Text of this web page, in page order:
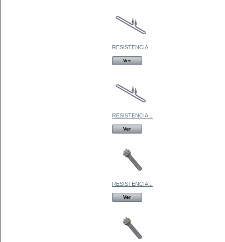
RESISTENCIA...
Ver
RESISTENCIA...
Ver
RESISTENCIA...
Ver